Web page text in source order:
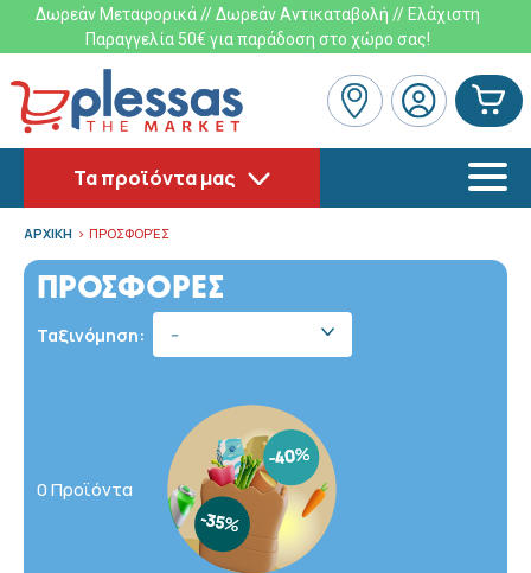
Δωρεάν Μεταφορικά // Δωρεάν Αντικαταβολή // Ελάχιστη
Παραγγελία 50€ για παράδοση στο χώρο σας!
Τα προϊόντα μας
ΑΡΧΙΚΗ ΠΡΟΣΦΟΡΈΣ
ΠΡΟΣΦΟΡΕΣ
Ταξινόμηση: --
0 Προϊόντα